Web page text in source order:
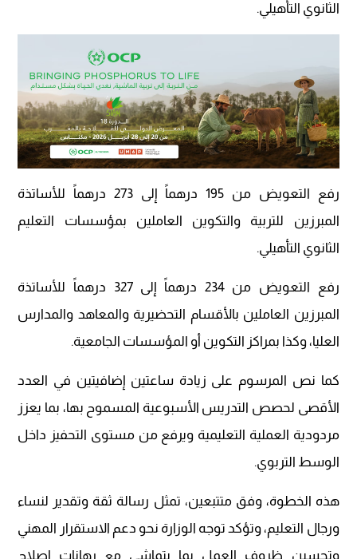
الثانوي التأهيلي.
رفع التعويض من 195 درهماً إلى 273 درهماً للأساتذة
المبرزين للتربية والتكوين العاملين بمؤسسات التعليم
الثانوي التأهيلي.
رفع التعويض من 234 درهماً إلى 327 درهماً للأساتذة
المبرزين العاملين بالأقسام التحضيرية والمعاهد والمدارس
العليا، وكذا بمراكز التكوين أو المؤسسات الجامعية.
كما نص المرسوم على زيادة ساعتين إضافيتين في العدد
الأقصى لحصص التدريس الأسبوعية المسموح بها، بما يعزز
مردودية العملية التعليمية ويرفع من مستوى التحفيز داخل
الوسط التربوي.
هذه الخطوة، وفق متتبعين، تمثل رسالة ثقة وتقدير لنساء
ورجال التعليم، وتؤكد توجه الوزارة نحو دعم الاستقرار المهني
وتحسين ظروف العمل بما يتماشى مع رهانات إصلاح